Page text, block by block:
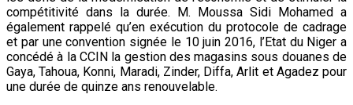
compétitivité dans la durée. M. Moussa Sidi Mohamed a
également rappelé qu’en exécution du protocole de cadrage
et par une convention signée le 10 juin 2016, l’Etat du Niger a
concédé à la CCIN la gestion des magasins sous douanes de
Gaya, Tahoua, Konni, Maradi, Zinder, Diffa, Arlit et Agadez pour
une durée de quinze ans renouvelable.